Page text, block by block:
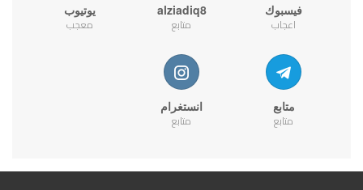
فيسبوك
اعجاب
alziadiq8
متابع
يوتيوب
معجب
متابع
متابع
انستغرام
متابع